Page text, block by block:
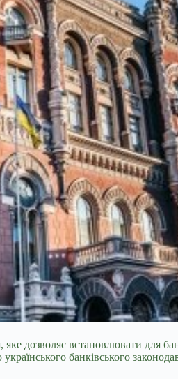
дозволяє встановлювати для
банківського